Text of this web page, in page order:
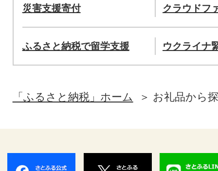
災害支援寄付 クラウドフ
ふるさと納税で留学支援 ウクライナ
「ふるさと納税」ホーム お礼品から